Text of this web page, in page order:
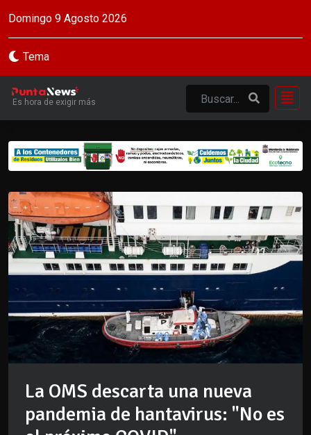
Domingo 9 Agosto 2026
Tema
Es hora de exigir más
La OMS descarta una nueva
pandemia de hantavirus: "No es